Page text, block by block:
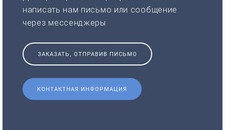
написать нам письмо или сообщение
через мессенджеры
ЗАКАЗАТЬ, ОТПРАВИВ ПИСЬМО
КОНТАКТНАЯ ИНФОРМАЦИЯ